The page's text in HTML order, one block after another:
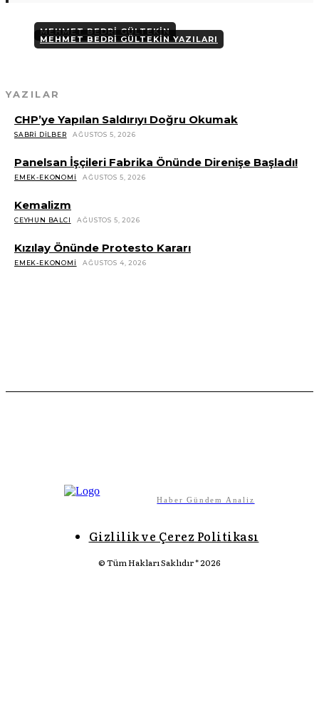
MEHMET BEDRI GÜLTEKIN
MEHMET BEDRI GÜLTEKIN YAZILARI
YAZILAR
CHP’ye Yapılan Saldırıyı Doğru Okumak
SABRI DILBER AĞUSTOS 5, 2026
Panelsan İşçileri Fabrika Önünde Direnişe Başladı!
EMEK-EKONOMI AĞUSTOS 5, 2026
Kemalizm
CEYHUN BALCI AĞUSTOS 5, 2026
Kızılay Önünde Protesto Kararı
EMEK-EKONOMI AĞUSTOS 4, 2026
Haber Gündem Analiz
Gizlilik ve Çerez Politikası
© Tüm Hakları Saklıdır * 2026